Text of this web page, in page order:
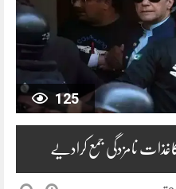
125
نامزدگی جمع کرادیے